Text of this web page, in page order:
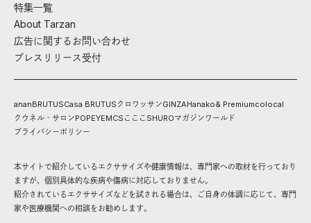
特集一覧
About Tarzan
広告に関するお問い合わせ
プレスリリース受付
ananBRUTUSCasa BRUTUS クロワッサンGINZAHanako& Premiumcolocal
クウネル・サロンPOPEYEMCS こここ SHUROマガジンワールド
プライバシーポリシー
本サイトで紹介しているエクササイズや健康情報は、専門家への取材を行っており
ますが、個別具体的な疾病や傷病に対応しておりません。
紹介されているエクササイズなどを試される場合は、ご自身の体調に応じて、専門
家や医療機関への相談をお勧めします。